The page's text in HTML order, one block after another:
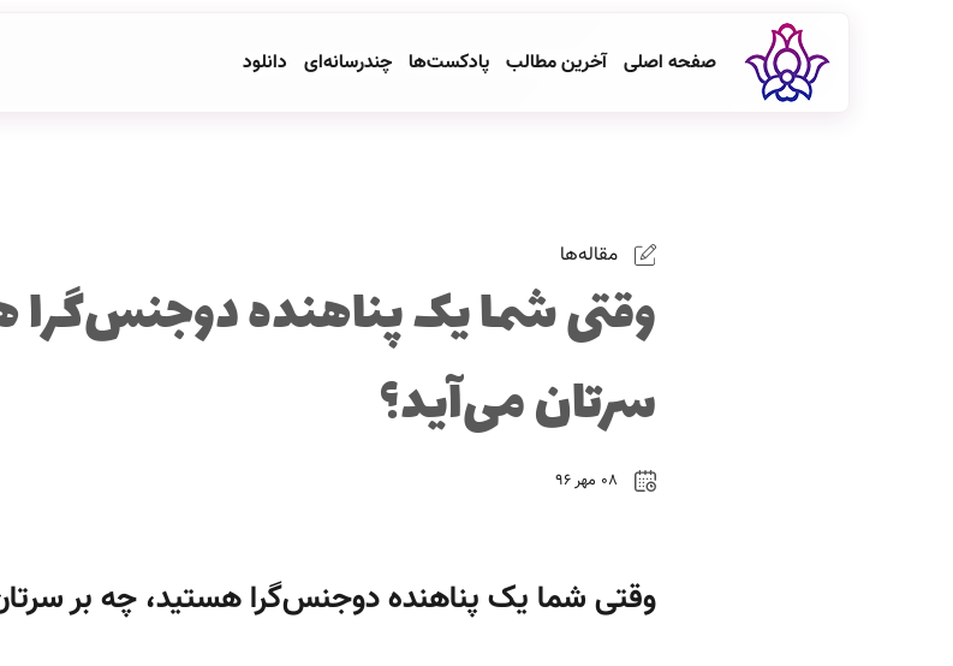
صفحه اصلی آخرین مطالب پادکست‌ها چندرسانه‌ای دانلود
مقاله‌ها
وقتی شما یک پناهنده دوجنس‌گرا
سرتان می‌آید؟
وقتی شما یک پناهنده دوجنس‌گرا هستید، چه بر